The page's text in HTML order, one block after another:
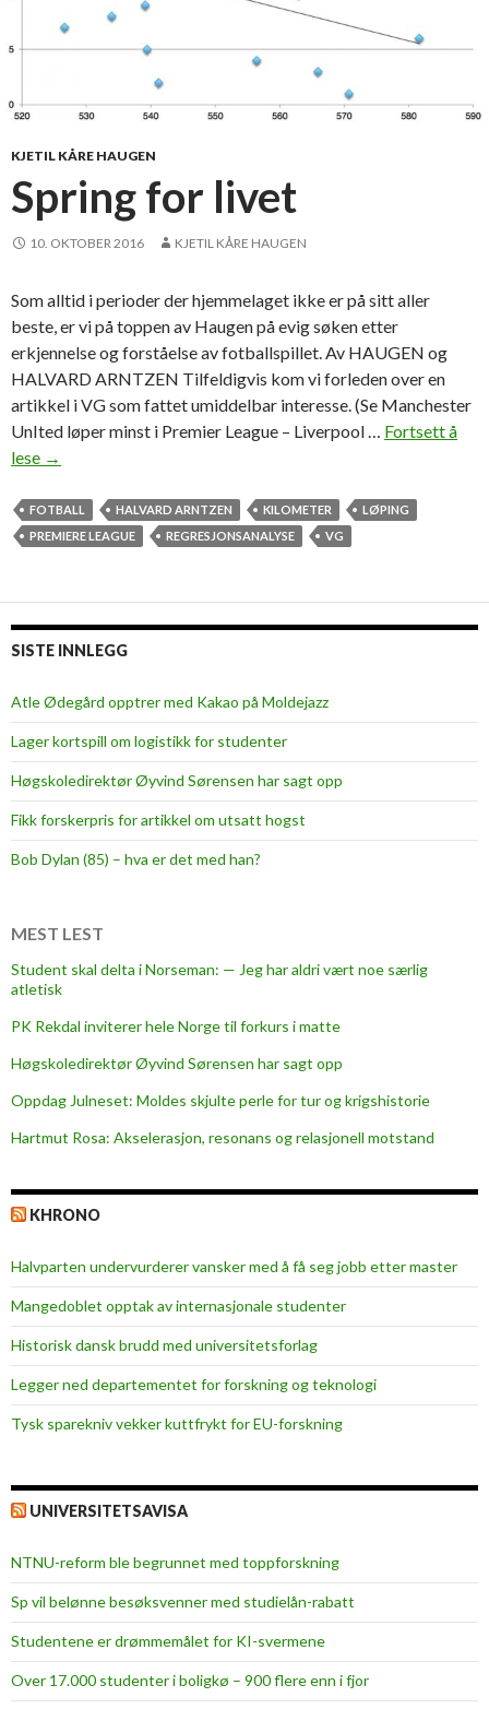
ø
e
g
p
å
f
e
r
g
e
r
KJETIL KÅRE HAUGEN
Spring for livet
10. OKTOBER 2016 KJETIL KÅRE HAUGEN
Som alltid i perioder der hjemmelaget ikke er på sitt aller
beste, er vi på toppen av Haugen på evig søken etter
erkjennelse og forståelse av fotballspillet. Av HAUGEN og
HALVARD ARNTZEN Tilfeldigvis kom vi forleden over en
artikkel i VG som fattet umiddelbar interesse. (Se Manchester
UnIted løper minst i Premier League – Liverpool … Fortsett å
lese S
r
i
o
l
i
v
e
t
→
FOTBALL HALVARD ARNTZEN KILOMETER
LØPING
PREMIERE LEAGUE
REGRESJONSANALYSE VG
SISTE INNLEGG
Atle Ødegård opptrer med Kakao på Moldejazz
Lager kortspill om logistikk for studenter
Høgskoledirektør Øyvind Sørensen har sagt opp
Fikk forskerpris for artikkel om utsatt hogst
Bob Dylan (85) – hva er det med han?
MEST LEST
Student skal delta i Norseman: — Jeg har aldri vært noe særlig
atletisk
PK Rekdal inviterer hele Norge til forkurs i matte
Høgskoledirektør Øyvind Sørensen har sagt opp
Oppdag Julneset: Moldes skjulte perle for tur og krigshistorie
Hartmut Rosa: Akselerasjon, resonans og relasjonell motstand
KHRONO
Halvparten undervurderer vansker med å få seg jobb etter master
Mangedoblet opptak av internasjonale studenter
Historisk dansk brudd med universitetsforlag
Legger ned departementet for forskning og teknologi
Tysk sparekniv vekker kuttfrykt for EU-forskning
UNIVERSITETSAVISA
NTNU-reform ble begrunnet med toppforskning
Sp vil belønne besøksvenner med studielån-rabatt
Studentene er drømmemålet for KI-svermene
Over 17.000 studenter i boligkø – 900 flere enn i fjor